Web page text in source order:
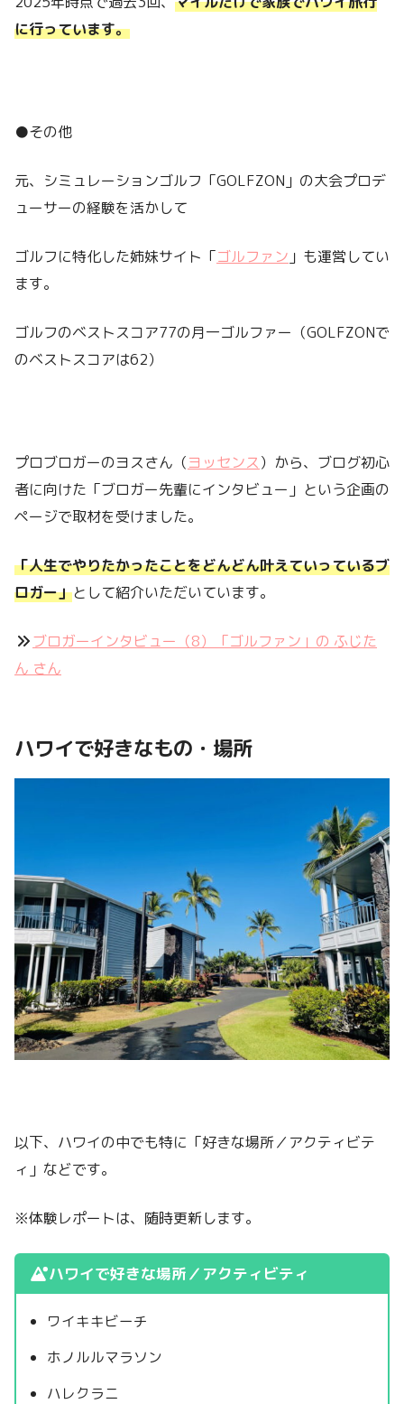
に行っています。
●その他
元、シミュレーションゴルフ「GOLFZON」の大会プロデ
ューサーの経験を活かして
ゴルフに特化した姉妹サイト「ゴルファン 」も運営してい
ます。
ゴルフのベストスコア77の月一ゴルファー（GOLFZONで
のベストスコアは62）
プロブロガーのヨスさん（ヨッセンス）から、ブログ初心
者に向けた「ブロガー先輩にインタビュー」という企画の
ページで取材を受けました。
「人生でやりたかったことをどんどん叶えていっているブ
ロガー」として紹介いただいています。
ブロガーインタビュー（8）「ゴルファン」の ふじた
ん さん
ハワイで好きなもの・場所
以下、ハワイの中でも特に「好きな場所／アクティビテ
ィ」などです。
※体験レポートは、随時更新します。
ハワイで好きな場所／アクティビティ
ワイキキビーチ
ホノルルマラソン
ハレクラニ